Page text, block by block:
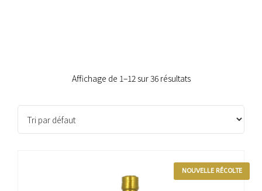
Affichage de 1–12 sur 36 résultats
NOUVELLE RÉCOLTE